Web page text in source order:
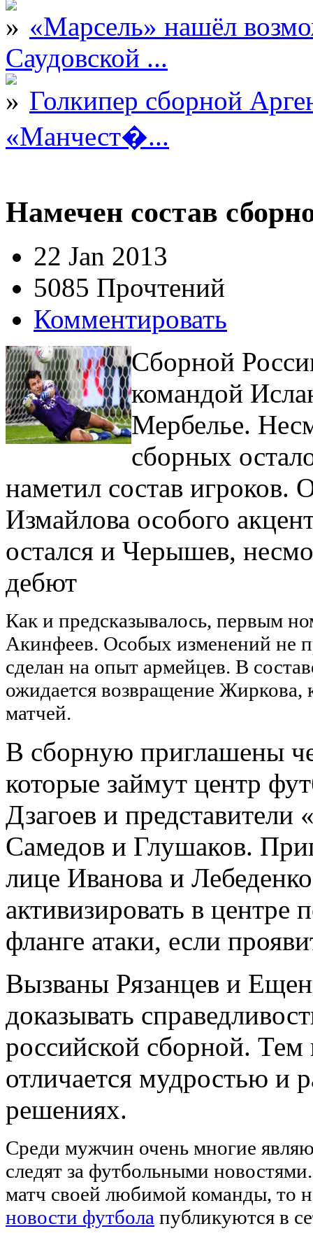
«Марсель» нашёл
Саудовской ...
Голкипер сборной
«Манчест�...
Намечен состав
22 Jan 2013
5085 Прочтений
Комментировать
Сборной
командой
Мербелье.
сборных
наметил состав
Измайлова особого
остался и Черышев,
дебют
Как и предсказывалось, первым
Акинфеев. Особых изменений не
сделан на опыт армейцев. В
ожидается возвращение
матчей.
В сборную приглашены
которые займут центр
Дзагоев и представители
Самедов и Глушаков.
лице Иванова и
активизировать в центре
фланге атаки, если
Вызваны Рязанцев и
доказывать
российской сборной. Тем
отличается мудростью и
решениях.
Среди мужчин очень многие
следят за футбольными
матч своей любимой команды, то
новости футбола публикуются в